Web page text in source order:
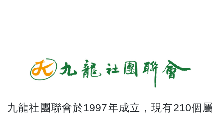
九龍社團聯會於1997年成立，現有210個屬